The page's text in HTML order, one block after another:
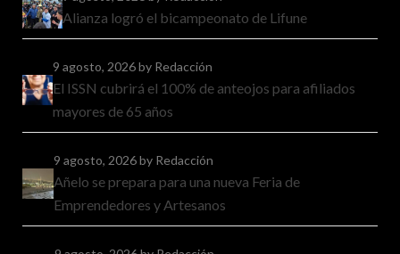
Alianza logró el bicampeonato de Lifune
9 agosto, 2026by Redacción
El ISSN cubrirá el 100% de anteojos para afiliados
mayores de 65 años
9 agosto, 2026by Redacción
Añelo se prepara para una nueva Feria de
Emprendedores y Artesanos